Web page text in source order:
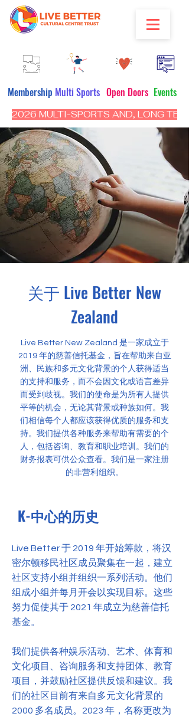
Multi Sports Open Doors Events
Membership
2026 MULTI-SPORTS AND, LONG
关于 Live Better New
Zealand
Live Better New Zealand 是一家成立于
2019 年的慈善信托基金，旨在帮助来自亚
洲、民族和多元文化背景的个人获得适当
的支持和服务，而不会因文化或语言差异
而受到歧视。我们的使命是为所有人提供
平等的机会，无论其背景或种族如何。我
们相信每个人都应该获得优质的服务和支
持。我们提供各种服务来帮助有需要的个
人，包括咨询、教育和职业培训。我们的
财务报表可供公众查看。我们是一家注册
的非营利组织。
K-中心的历史
Live Better 于 2019 年开始筹款，将汉
密尔顿移民社区成员聚集在一起，建立
社区支持小组并组织一系列活动。他们
组成小组并每月开会以实现目标。这些
努力促使其于 2021 年成立为慈善信托
基金。
我们提供各种娱乐活动、艺术、体育和
文化项目、咨询服务和支持团体、教育
项目，并鼓励社区提供反馈和建议。我
们的社区目前有来自多元文化背景的
2000 多名成员。2023 年，名称更改为